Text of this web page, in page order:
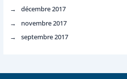
décembre 2017
novembre 2017
septembre 2017